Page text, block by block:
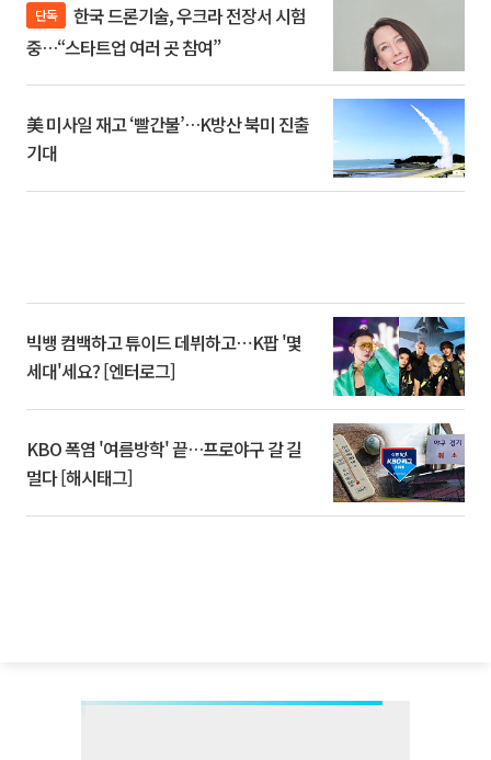
단독
중…“스타트업 여러 곳 참여”
美 미사일 재고 ‘빨간불’…K방산 북미 진출
기대
빅뱅 컴백하고 튜이드 데뷔하고⋯K팝 '몇
세대'세요? [엔터로그]
KBO 폭염 '여름방학' 끝…프로야구 갈 길
멀다 [해시태그]